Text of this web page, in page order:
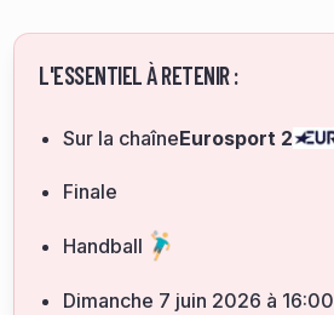
L'ESSENTIEL À RETENIR :
Sur la chaîneEurosport 2
Finale
Handball
dimanche 7 juin 2026 à 16:00